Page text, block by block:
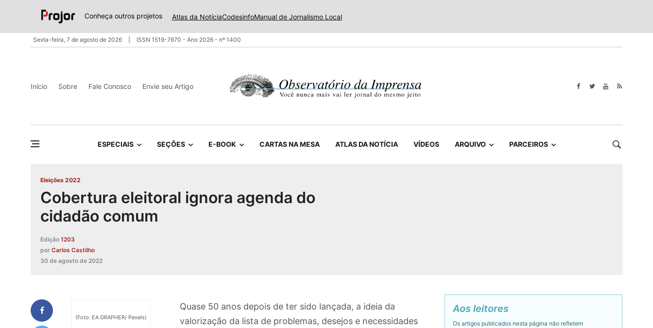
Conheça outros projetos Atlas da NotíciaCodesinfoManual de Jornalismo Local
Sexta-feira, 7 de agosto de 2026 ISSN 1519-7670 - Ano 2026 - nº 1400
Início Sobre Fale Conosco Envie seu Artigo
ESPECIAIS SEÇÕES E-BOOK CARTAS NA MESA ATLAS DA NOTÍCIA VÍDEOS ARQUIVO PARCEIROS
Eleições 2022
Cobertura eleitoral ignora agenda do
cidadão comum
Edição 1203
por Carlos Castilho
30 de agosto de 2022
(Foto: EA GRAPHER/ Pexels)
Quase 50 anos depois de ter sido lançada, a ideia da
valorização da lista de problemas, desejos e necessidades
Aos leitores
Os artigos publicados nesta página não refletem